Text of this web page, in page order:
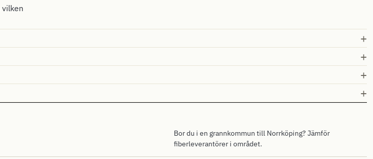
Bor du i en grannkommun till Norrköping? Jämför
fiberleverantörer i området.